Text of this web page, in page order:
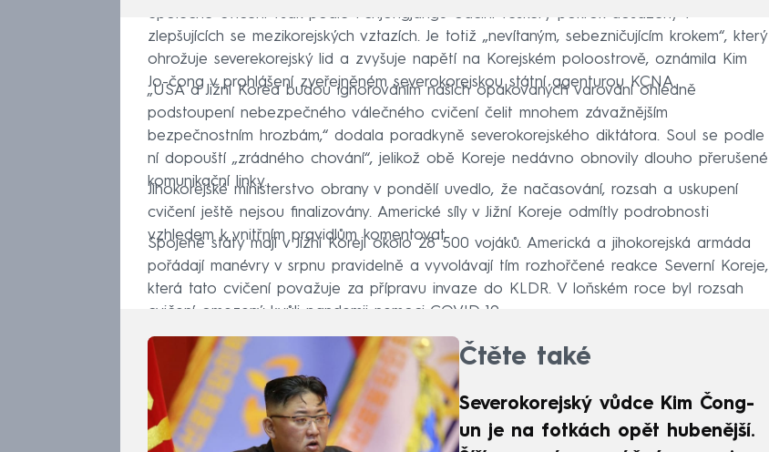
Společné cvičení však podle Pchjongjangu odčiní veškerý pokrok dosažený v
zlepšujících se mezikorejských vztazích. Je totiž „nevítaným, sebezničujícím krokem“, který
ohrožuje severekorejský lid a zvyšuje napětí na Korejském poloostrově, oznámila Kim
Jo-čong v prohlášení zveřejněném severokorejskou státní agenturou KCNA.
„USA a Jižní Korea budou ignorováním našich opakovaných varování ohledně
podstoupení nebezpečného válečného cvičení čelit mnohem závažnějším
bezpečnostním hrozbám,“ dodala poradkyně severokorejského diktátora. Soul se podle
ní dopouští „zrádného chování“, jelikož obě Koreje nedávno obnovily dlouho přerušené
komunikační linky.
Jihokorejské ministerstvo obrany v pondělí uvedlo, že načasování, rozsah a uskupení
cvičení ještě nejsou finalizovány. Americké síly v Jižní Koreje odmítly podrobnosti
vzhledem k vnitřním pravidlům komentovat.
Spojené státy mají v Jižní Koreji okolo 28 500 vojáků. Americká a jihokorejská armáda
pořádají manévry v srpnu pravidelně a vyvolávají tím rozhořčené reakce Severní Koreje,
která tato cvičení považuje za přípravu invaze do KLDR. V loňském roce byl rozsah
cvičení omezený kvůli pandemii nemoci COVID-19.
Čtěte také
Severokorejský vůdce Kim Čong-
un je na fotkách opět hubenější.